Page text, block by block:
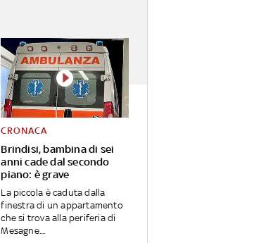
Brindisi, bambina di sei
anni cade dal secondo
piano: è grave
CRONACA
La piccola è caduta dalla
finestra di un appartamento
che si trova alla periferia di
Mesagne....